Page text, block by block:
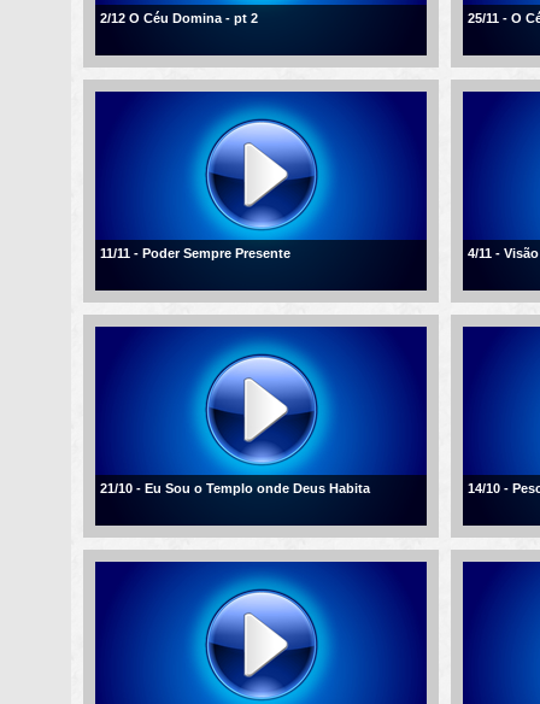
2/12 O Céu Domina - pt 2 25/11 - O
11/11 - Poder Sempre Presente 4/11 -
21/10 - Eu Sou o Templo onde Deus Habita 14/10 -